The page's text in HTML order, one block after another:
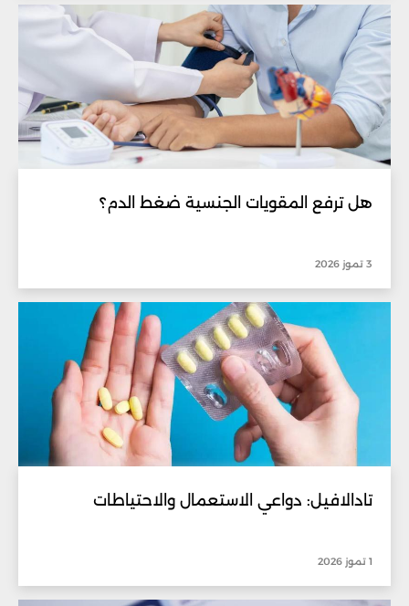
هل ترفع المقويات الجنسية ضغط الدم؟
3 تموز 2026
تادالافيل: دواعي الاستعمال والاحتياطات
1 تموز 2026